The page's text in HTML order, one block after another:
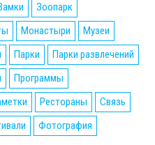
Зоопарк
Монастыри
Музеи
Парки
Парки развлечений
Программы
Рестораны
Связь
Фотография